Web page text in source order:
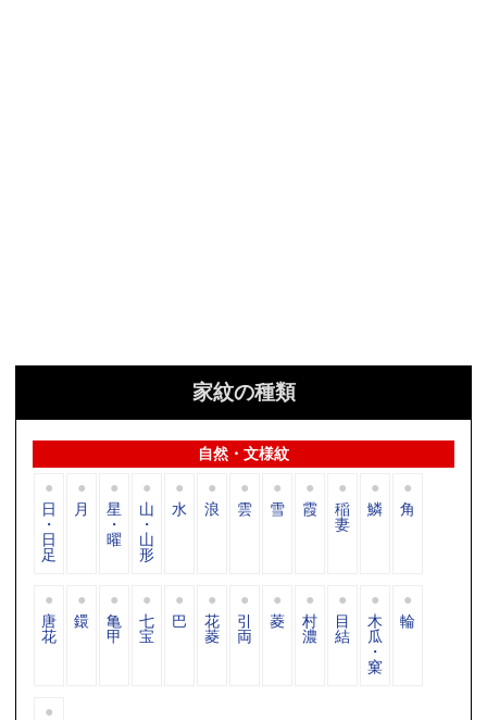
家紋の種類
自然・文様紋
日
・
日
足
月 星
・
曜
山
・
山
形
水 浪 雲 雪 霞 稲
妻
鱗 角
唐
花
鐶 亀
甲
七
宝
巴 花
菱
引
両
菱 村
濃
目
結
木
瓜
・
窠
輪